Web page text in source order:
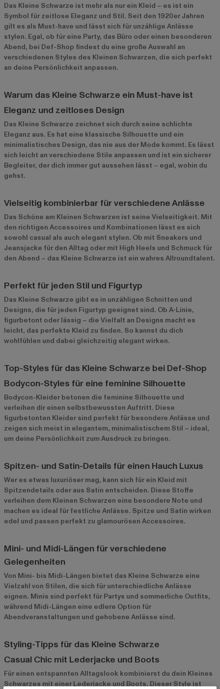
Das Kleine Schwarze ist mehr als nur ein Kleid – es ist ein
Symbol für zeitlose Eleganz und Stil. Seit den 1920er Jahren
gilt es als Must-have und lässt sich für unzählige Anlässe
stylen. Egal, ob für eine Party, das Büro oder einen besonderen
Abend, bei Def-Shop findest du eine große Auswahl an
verschiedenen Styles des Kleinen Schwarzen, die sich perfekt
an deine Persönlichkeit anpassen.
Warum das Kleine Schwarze ein Must-have ist
Eleganz und zeitloses Design
Das Kleine Schwarze zeichnet sich durch seine schlichte
Eleganz aus. Es hat eine klassische Silhouette und ein
minimalistisches Design, das nie aus der Mode kommt. Es lässt
sich leicht an verschiedene Stile anpassen und ist ein sicherer
Begleiter, der dich immer gut aussehen lässt – egal, wohin du
gehst.
Vielseitig kombinierbar für verschiedene Anlässe
Das Schöne am Kleinen Schwarzen ist seine Vielseitigkeit. Mit
den richtigen Accessoires und Kombinationen lässt es sich
sowohl casual als auch elegant stylen. Ob mit Sneakers und
Jeansjacke für den Alltag oder mit High Heels und Schmuck für
den Abend – das Kleine Schwarze ist ein wahres Allroundtalent.
Perfekt für jeden Stil und Figurtyp
Das Kleine Schwarze gibt es in unzähligen Schnitten und
Designs, die für jeden Figurtyp geeignet sind. Ob A-Linie,
figurbetont oder lässig – die Vielfalt an Designs macht es
leicht, das perfekte Kleid zu finden. So kannst du dich
wohlfühlen und dabei gleichzeitig elegant wirken.
Top-Styles für das Kleine Schwarze bei Def-Shop
Bodycon-Styles für eine feminine Silhouette
Bodycon-Kleider betonen die feminine Silhouette und
verleihen dir einen selbstbewussten Auftritt. Diese
figurbetonten Kleider sind perfekt für besondere Anlässe und
zeigen sich meist in elegantem, minimalistischem Stil – ideal,
um deine Persönlichkeit zum Ausdruck zu bringen.
Spitzen- und Satin-Details für einen Hauch Luxus
Wer es etwas luxuriöser mag, kann sich für ein Kleid mit
Spitzendetails oder aus Satin entscheiden. Diese Stoffe
verleihen dem Kleinen Schwarzen eine besondere Note und
machen es ideal für festliche Anlässe. Spitze und Satin wirken
edel und passen perfekt zu glamourösen Accessoires.
Mini- und Midi-Längen für verschiedene
Gelegenheiten
Von Mini- bis Midi-Längen bietet das Kleine Schwarze eine
Vielzahl von Stilen, die sich für unterschiedliche Anlässe
eignen. Minis sind perfekt für Partys und sommerliche Outfits,
während Midi-Längen eine edlere Option für
Abendveranstaltungen und gehobene Anlässe sind.
Styling-Tipps für das Kleine Schwarze
Casual Chic mit Lederjacke und Boots
Für einen entspannten Alltagslook kombinierst du dein Kleines
Schwarzes mit einer Lederjacke und Boots. Dieser Style ist